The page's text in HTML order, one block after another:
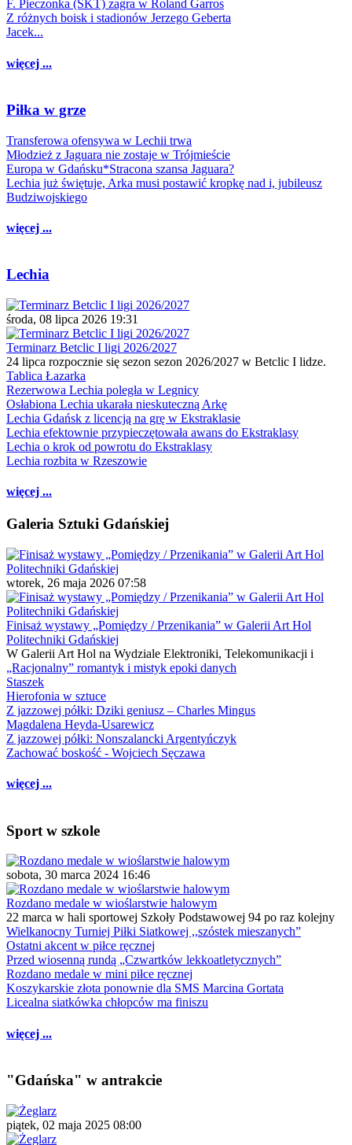
F. Pieczonka (SKT) zagra w Roland Garros
Z różnych boisk i stadionów Jerzego Geberta
Jacek...
więcej ...
Piłka w grze
Transferowa ofensywa w Lechii trwa
Młodzież z Jaguara nie zostaje w Trójmieście
Europa w Gdańsku*Stracona szansa Jaguara?
Lechia już świętuje, Arka musi postawić kropkę nad i, jubileusz
Budziwojskiego
więcej ...
Lechia
środa, 08 lipca 2026 19:31
Terminarz Betclic I ligi 2026/2027
24 lipca rozpocznie się sezon sezon 2026/2027 w Betclic I lidze.
Tablica Łazarka
Rezerwowa Lechia poległa w Legnicy
Osłabiona Lechia ukarała nieskuteczną Arkę
Lechia Gdańsk z licencją na grę w Ekstraklasie
Lechia efektownie przypieczętowała awans do Ekstraklasy
Lechia o krok od powrotu do Ekstraklasy
Lechia rozbita w Rzeszowie
więcej ...
Galeria Sztuki Gdańskiej
wtorek, 26 maja 2026 07:58
Finisaż wystawy „Pomiędzy / Przenikania” w Galerii Art Hol
Politechniki Gdańskiej
W Galerii Art Hol na Wydziale Elektroniki, Telekomunikacji i
„Racjonalny” romantyk i mistyk epoki danych
Staszek
Hierofonia w sztuce
Z jazzowej półki: Dziki geniusz – Charles Mingus
Magdalena Heyda-Usarewicz
Z jazzowej półki: Nonszalancki Argentyńczyk
Zachować boskość - Wojciech Sęczawa
więcej ...
Sport w szkole
sobota, 30 marca 2024 16:46
Rozdano medale w wioślarstwie halowym
22 marca w hali sportowej Szkoły Podstawowej 94 po raz kolejny
Wielkanocny Turniej Piłki Siatkowej ,,szóstek mieszanych”
Ostatni akcent w piłce ręcznej
Przed wiosenną rundą „Czwartków lekkoatletycznych”
Rozdano medale w mini piłce ręcznej
Koszykarskie złota ponownie dla SMS Marcina Gortata
Licealna siatkówka chłopców ma finiszu
więcej ...
"Gdańska" w antrakcie
piątek, 02 maja 2025 08:00